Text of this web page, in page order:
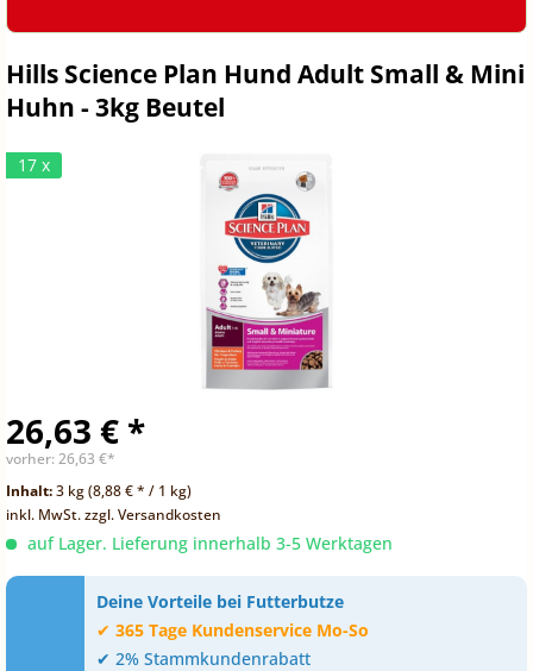
Hills Science Plan Hund Adult Small & Mini
Huhn - 3kg Beutel
17 x
26,63 € *
vorher: 26,63 €*
Inhalt:3 kg (8,88 € * / 1 kg)
inkl. MwSt.zzgl. Versandkosten
auf Lager. Lieferung innerhalb 3-5 Werktagen
Deine Vorteile bei Futterbutze
✔ 365 Tage Kundenservice Mo-So
✔ 2% Stammkundenrabatt